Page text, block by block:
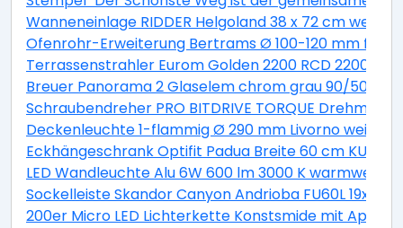
Wanneneinlage RIDDER Helgoland 38 x 72 cm weiß
Ofenrohr-Erweiterung Bertrams Ø 100-120 mm
Terrassenstrahler Eurom Golden 2200 RCD 2200W
Breuer Panorama 2 Glaselem chrom grau 90/50 cm
Schraubendreher PRO BITDRIVE TORQUE
Deckenleuchte 1-flammig Ø 290 mm Livorno weiß/
Eckhängeschrank Optifit Padua Breite 60 cm KUPD
LED Wandleuchte Alu 6W 600 lm 3000 K warmweiß
Sockelleiste Skandor Canyon Andrioba FU60L
200er Micro LED Lichterkette Konstsmide mit App